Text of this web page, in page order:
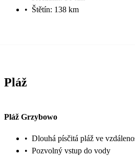
• Štětín: 138 km
Pláž
Pláž Grzybowo
• Dlouhá písčitá pláž ve
• Pozvolný vstup do vody